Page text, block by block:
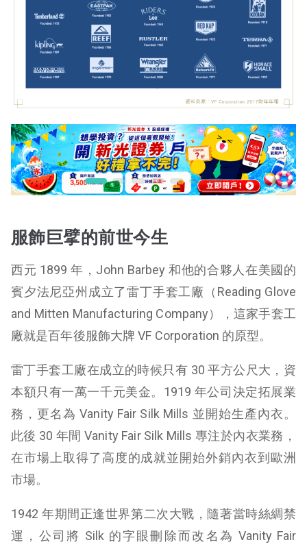
服飾巨擘的前世今生
西元 1899 年，John Barbey 和他的合夥人在美國的
賓夕法尼亞州成立了雷丁手套工廠（Reading Glove
and Mitten Manufacturing Company），這家手套工
廠就是百年後服飾大牌 VF Corporation 的原型。
雷丁手套工廠在成立的時候只有 30 平方公尺大，資
本額只有一萬一千元美金。1919 年公司決定拓展業
務，更名為 Vanity Fair Silk Mills 並開始生產內衣。
此後 30 年間 Vanity Fair Silk Mills 專注於內衣業務，
在市場上取得了高度的成就並開始外銷內衣到歐洲
市場。
1942 年期間正逢世界第二次大戰，隨著當時絲綢禁
運，公司將 Silk 的字眼刪除而改名為 Vanity Fair